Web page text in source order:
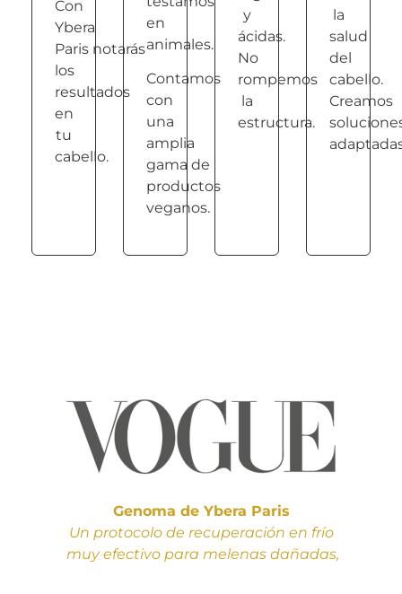
Con
Ybera
Paris notarás
los
resultados
en
tu
cabello.
en
animales.
Contamos
con
una
amplia
gama de
productos
veganos.
y
ácidas.
No
rompemos
la
estructura.
la
salud
del
cabello.
Creamos
Genoma de Ybera Paris
Un protocolo de recuperación en frío
muy efectivo para melenas dañadas,